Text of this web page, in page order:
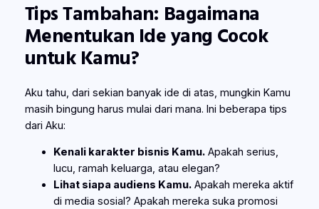
Tips Tambahan: Bagaimana
Menentukan Ide yang Cocok
untuk Kamu?
Aku tahu, dari sekian banyak ide di atas, mungkin Kamu
masih bingung harus mulai dari mana. Ini beberapa tips
dari Aku:
Kenali karakter bisnis Kamu.Apakah serius,
lucu, ramah keluarga, atau elegan?
Lihat siapa audiens Kamu.Apakah mereka aktif
di media sosial? Apakah mereka suka promosi